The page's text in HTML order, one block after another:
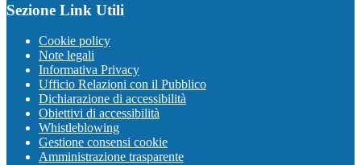
Sezione Link Utili
Cookie policy
Note legali
Informativa Privacy
Ufficio Relazioni con il Pubblico
Dichiarazione di accessibilità
Obiettivi di accessibilità
Whistleblowing
Gestione consensi cookie
Amministrazione trasparente